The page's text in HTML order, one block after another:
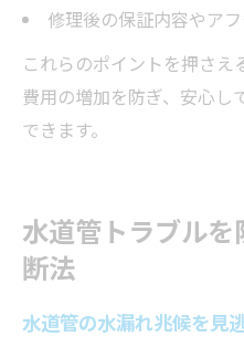
修理後の保証内容やア
これらのポイントを押さえ
費用の増加を防ぎ、安心し
できます。
水道管トラブル
断法
水道管の水漏れ兆候を見